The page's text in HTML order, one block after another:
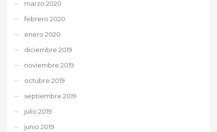
marzo 2020
febrero 2020
enero 2020
diciembre 2019
noviembre 2019
octubre 2019
septiembre 2019
julio 2019
junio 2019